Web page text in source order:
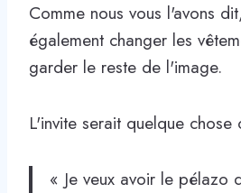
Comme nous vous l'avons
également changer les
garder le reste de l'image.
L'invite serait quelque chose
« Je veux avoir le pélazo